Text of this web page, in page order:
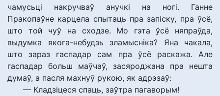
чамусьці накручваў анучкі на ногі. Ганне
Пракопаўне карцела спытаць пра запіску, пра ўсё,
што той чуў на сходзе. Мо гэта ўсё няпраўда,
выдумка якога-небудзь зламысніка? Яна чакала,
што зараз гаспадар сам пра ўсё раскажа. Але
гаспадар больш маўчаў, засяроджана пра нешта
думаў, а пасля махнуў рукою, як адрэзаў:
— Кладзіцеся спаць, заўтра пагаворым!